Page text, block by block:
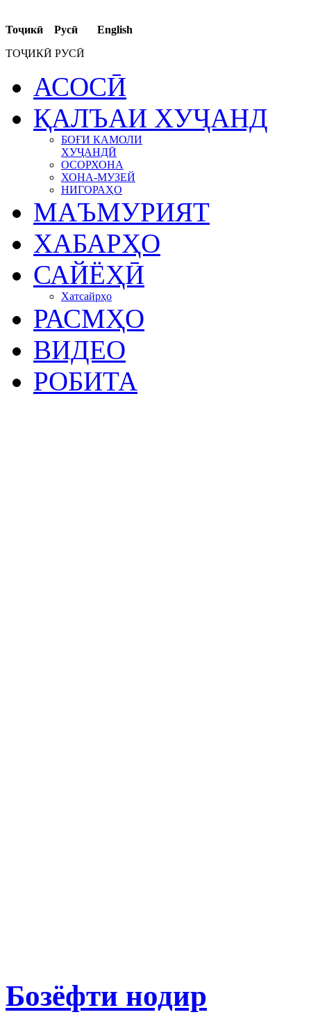
Тоҷикӣ Русӣ English
ТОҶИКӢ РУСӢ
АСОСӢ
ҚАЛЪАИ ХУҶАНД
БОҒИ КАМОЛИ
ХУҶАНДӢ
ОСОРХОНА
ХОНА-МУЗЕЙ
НИГОРАҲО
МАЪМУРИЯТ
ХАБАРҲО
САЙЁҲӢ
Хатсайрҳо
РАСМҲО
ВИДЕО
РОБИТА
Бозёфти нодир